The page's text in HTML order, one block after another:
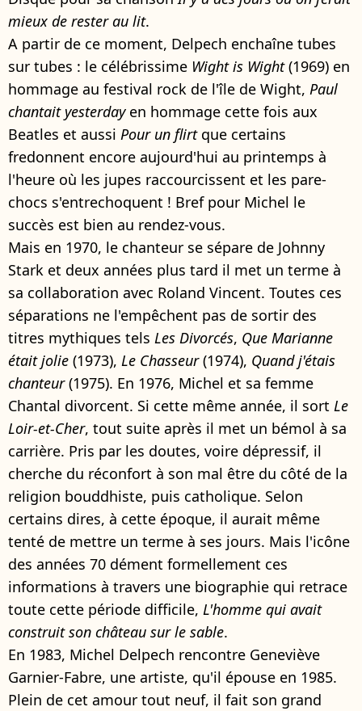
mieux de rester au lit.
A partir de ce moment, Delpech enchaîne tubes
sur tubes : le célébrissime Wight is Wight(1969) en
hommage au festival rock de l'île de Wight, Paul
chantait yesterdayen hommage cette fois aux
Beatles et aussi Pour un flirtque certains
fredonnent encore aujourd'hui au printemps à
l'heure où les jupes raccourcissent et les pare-
chocs s'entrechoquent ! Bref pour Michel le
succès est bien au rendez-vous.
Mais en 1970, le chanteur se sépare de Johnny
Stark et deux années plus tard il met un terme à
sa collaboration avec Roland Vincent. Toutes ces
séparations ne l'empêchent pas de sortir des
titres mythiques tels Les Divorcés, Que Marianne
était jolie (1973), Le Chasseur(1974), Quand j'étais
chanteur(1975). En 1976, Michel et sa femme
Chantal divorcent. Si cette même année, il sort Le
Loir-et-Cher, tout suite après il met un bémol à sa
carrière. Pris par les doutes, voire dépressif, il
cherche du réconfort à son mal être du côté de la
religion bouddhiste, puis catholique. Selon
certains dires, à cette époque, il aurait même
tenté de mettre un terme à ses jours. Mais l'icône
des années 70 dément formellement ces
informations à travers une biographie qui retrace
toute cette période difficile, L'homme qui avait
construit son château sur le sable.
En 1983, Michel Delpech rencontre Geneviève
Garnier-Fabre, une artiste, qu'il épouse en 1985.
Plein de cet amour tout neuf, il fait son grand